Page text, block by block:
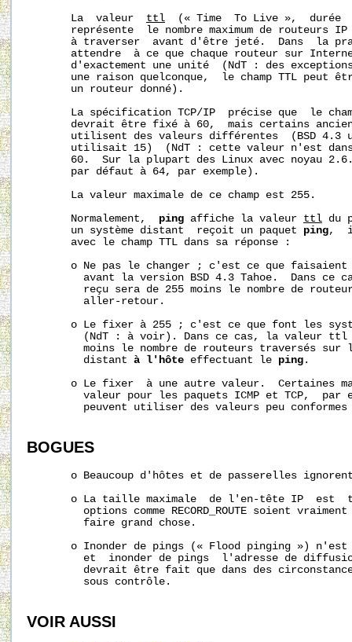
       La  valeur
ttl
(« Time  To Live »,  durée
représente  le nombre maximum de routeurs
à traverser  avant d'être jeté.  Dans  la
attendre  à ce que chaque routeur sur
d'exactement une unité  (NdT : des
une raison quelconque,  le champ TTL peut
       un routeur donné).
La spécification TCP/IP  précise que  le
devrait être fixé à 60,  mais certains
utilisent des valeurs différentes  (BSD 4.3
utilisait 15)  (NdT : cette valeur n'est
60.  Sur la plupart des Linux avec noyau
       par défaut à 64, par exemple).
       La valeur maximale de ce champ est 255.
       Normalement,
ping affiche la valeur ttl du
       un système distant  reçoit un paquet
ping,
       avec le champ TTL dans sa réponse :
o Ne pas le changer ; c'est ce que
avant la version BSD 4.3 Tahoe.  Dans ce
reçu sera de 255 moins le nombre de
         aller-retour.
o Le fixer à 255 ; c'est ce que font les
(NdT : à voir). Dans ce cas, la valeur
moins le nombre de routeurs traversés sur
         distant
à l'hôte effectuant le ping .
o Le fixer  à une autre valeur.  Certaines
valeur pour les paquets ICMP et TCP,  par
peuvent utiliser des valeurs peu
BOGUES
o Beaucoup d'hôtes et de passerelles
o La taille maximale  de l'en-tête IP  est
options comme RECORD_ROUTE soient
         faire grand chose.
o Inonder de pings (« Flood pinging »)
et  inonder de pings  l'adresse de
devrait être fait que dans des
         sous contrôle.
VOIR AUSSI